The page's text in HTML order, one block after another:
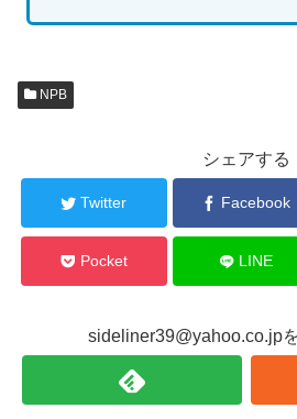
NPB
シェアする
Twitter Facebook
Pocket LINE
sideliner39@yahoo.co.jp